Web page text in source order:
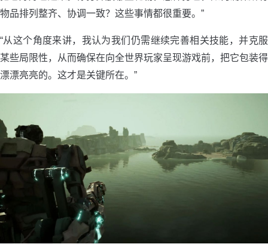
物品排列整齐、协调一致？这些事情都很重要。”
“从这个角度来讲，我认为我们仍需继续完善相关技能，并克服
某些局限性，从而确保在向全世界玩家呈现游戏前，把它包装得
漂漂亮亮的。这才是关键所在。”